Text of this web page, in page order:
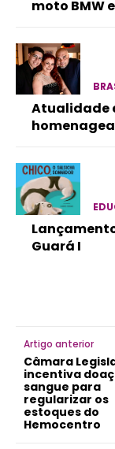
moto BMW
Atualidade
Guará I
Artigo anterior
Câmara
incentiva
sangue para
regularizar os
estoques do
Hemocentro